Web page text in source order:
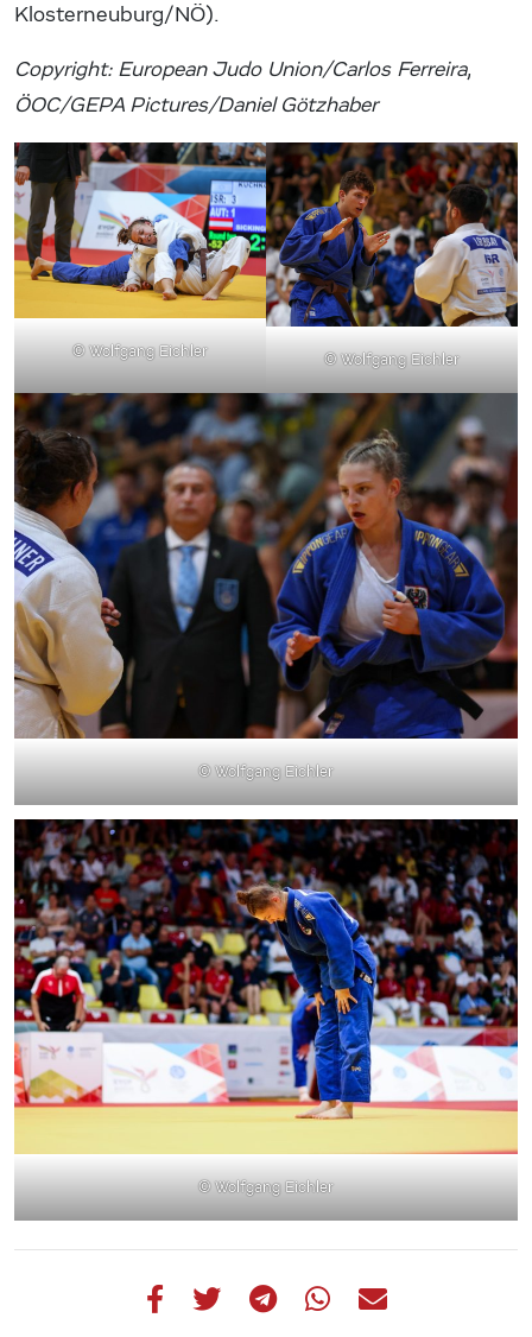
Klosterneuburg/NÖ).
Copyright: European Judo Union/Carlos Ferreira,
ÖOC/GEPA Pictures/Daniel Götzhaber
© Wolfgang Eichler © Wolfgang Eichler
© Wolfgang Eichler
© Wolfgang Eichler